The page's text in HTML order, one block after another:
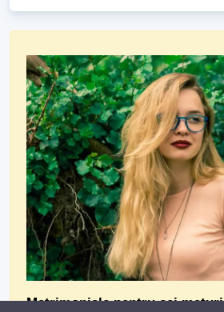
Matrimoniale pentru cei maturi